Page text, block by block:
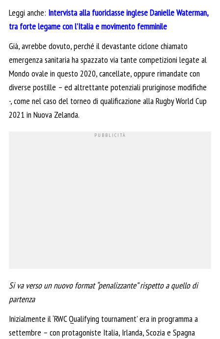
Leggi anche: Intervista alla fuoriclasse inglese Danielle Waterman,
tra forte legame con l’Italia e movimento femminile
Già, avrebbe dovuto, perché il devastante ciclone chiamato
emergenza sanitaria ha spazzato via tante competizioni legate al
Mondo ovale in questo 2020, cancellate, oppure rimandate con
diverse postille – ed altrettante potenziali pruriginose modifiche
-, come nel caso del torneo di qualificazione alla Rugby World Cup
2021 in Nuova Zelanda.
Si va verso un nuovo format “penalizzante” rispetto a quello di
partenza
Inizialmente il ‘RWC Qualifying tournament’ era in programma a
settembre – con protagoniste Italia, Irlanda, Scozia e Spagna